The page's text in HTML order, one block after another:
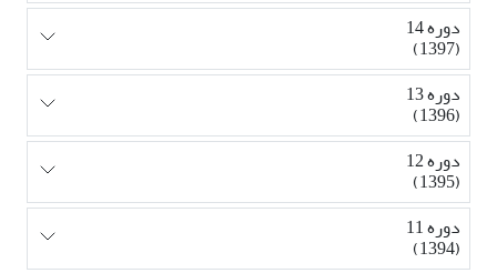
دوره 14
(1397)
دوره 13
(1396)
دوره 12
(1395)
دوره 11
(1394)